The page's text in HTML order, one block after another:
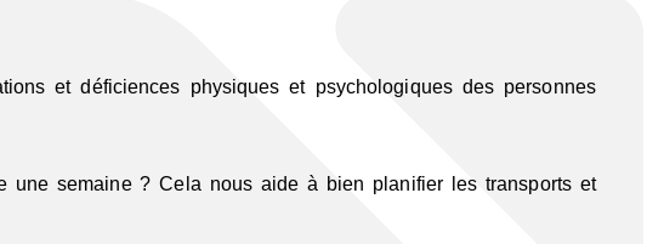
et déficiences physiques et psychologiques des personnes
une semaine ? Cela nous aide à bien planifier les transports et